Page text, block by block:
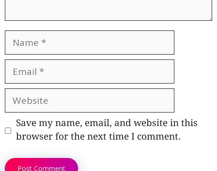
Name
Email
Website
Save my name, email, and website in this
browser for the next time I comment.